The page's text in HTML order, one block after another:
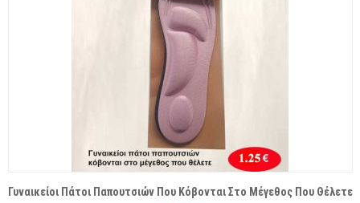
Γυναικείοι Πάτοι Παπουτσιών Που Κόβονται Στο Μέγεθος Που Θέλετε